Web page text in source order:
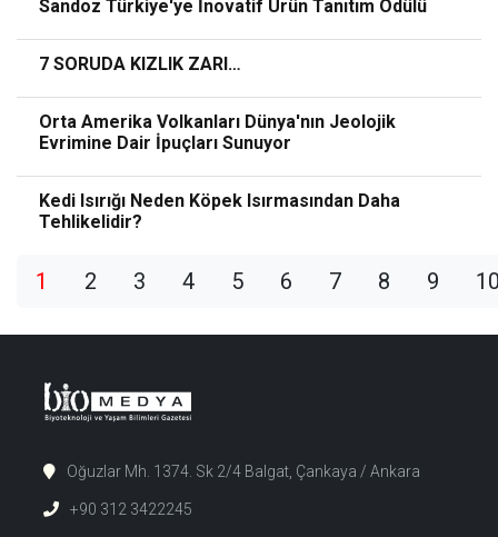
Sandoz Türkiye'ye İnovatif Ürün Tanıtım Ödülü
7 SORUDA KIZLIK ZARI…
Orta Amerika Volkanları Dünya'nın Jeolojik
Evrimine Dair İpuçları Sunuyor
Kedi Isırığı Neden Köpek Isırmasından Daha
Tehlikelidir?
1 2 3 4 5 6 7 8 9
Oğuzlar Mh. 1374. Sk 2/4 Balgat, Çankaya / Ankara
+90 312 3422245